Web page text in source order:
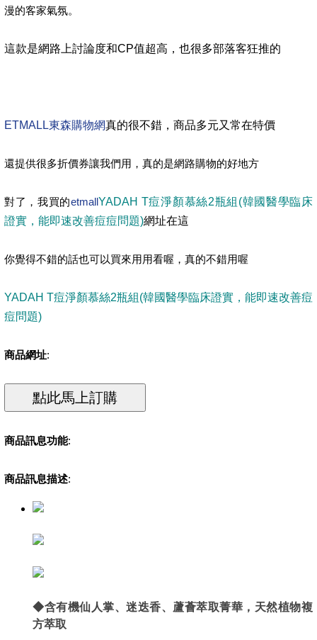
漫的客家氣氛。
這款是網路上討論度和CP值超高，也很多部落客狂推的
ETMALL東森購物網真的很不錯，商品多元又常在特價
還提供很多折價券讓我們用，真的是網路購物的好地方
對了，我買的etmallYADAH T痘淨顏慕絲2瓶組(韓國醫學臨床
證實，能即速改善痘痘問題)網址在這
你覺得不錯的話也可以買來用用看喔，真的不錯用喔
YADAH T痘淨顏慕絲2瓶組(韓國醫學臨床證實，能即速改善痘
痘問題)
商品網址:
商品訊息功能:
商品訊息描述:
◆含有機仙人掌、迷迭香、蘆薈萃取菁華，天然植物複
方萃取